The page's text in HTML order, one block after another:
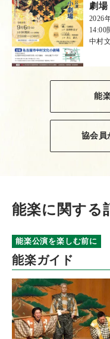
劇場
2026
14:00
中村
能
協会員
能楽に関する
能楽公演を楽しむ前に
能楽ガイド